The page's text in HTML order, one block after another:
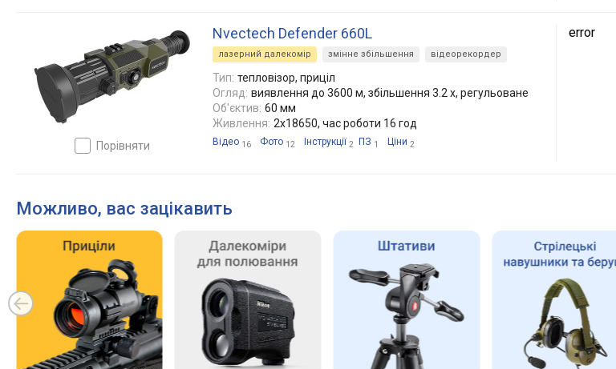
порівняти
Nvectech Defender 660L
лазерний далекомір змінне збільшення відеорекордер
Тип: тепловізор, приціл
Огляд: виявлення до 3600 м, збільшення 3.2 x, регульоване
Об'єктив: 60 мм
Живлення: 2x18650, час роботи 16 год
Відео 16 Фото 12 Інструкції 2 ПЗ 1 Ціни 2
error
Можливо, вас зацікавить